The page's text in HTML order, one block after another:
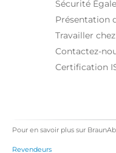
Sécurité Égale
Présentation
Travailler
Contactez-
Certification
Pour en savoir plus sur
Revendeurs